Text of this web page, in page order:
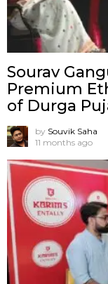
Sourav
Premium
of Durga
by Souvik Saha
11 months ago